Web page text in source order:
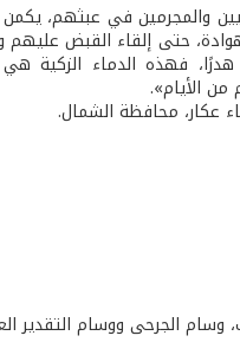
والمجرمين في عبثهم،
حتى إلقاء القبض عليهم
فهذه الدماء الزكية
الأيام».
الجرحى ووسام التقدير